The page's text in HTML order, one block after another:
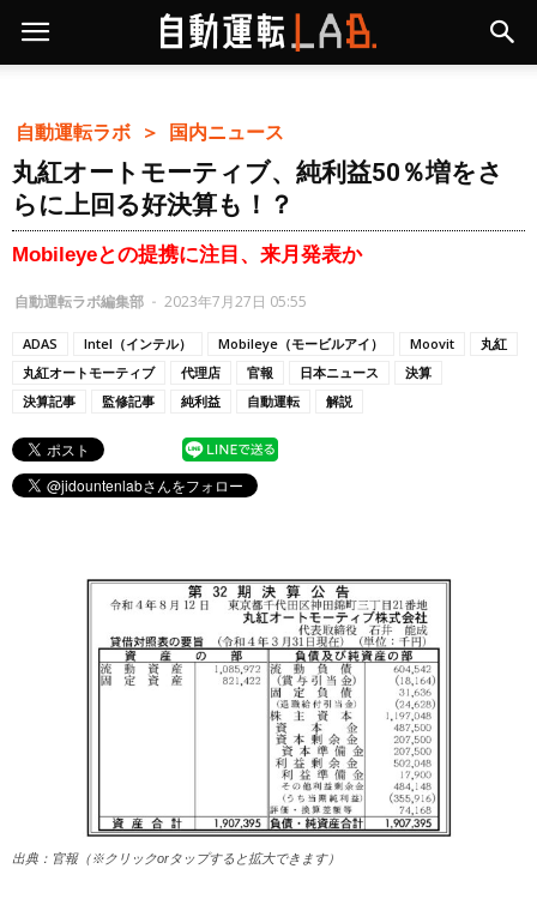
自動運転ラボ ＞ 国内ニュース
丸紅オートモーティブ、純利益50％増をさ
らに上回る好決算も！？
Mobileyeとの提携に注目、来月発表か
自動運転ラボ編集部 - 2023年7月27日 05:55
ADAS Intel（インテル） Mobileye（モービルアイ） Moovit
丸紅
丸紅オートモーティブ
代理店 官報 日本ニュース
決算
決算記事
監修記事 純利益 自動運転 解説
出典：官報（※クリックorタップすると拡大できます）